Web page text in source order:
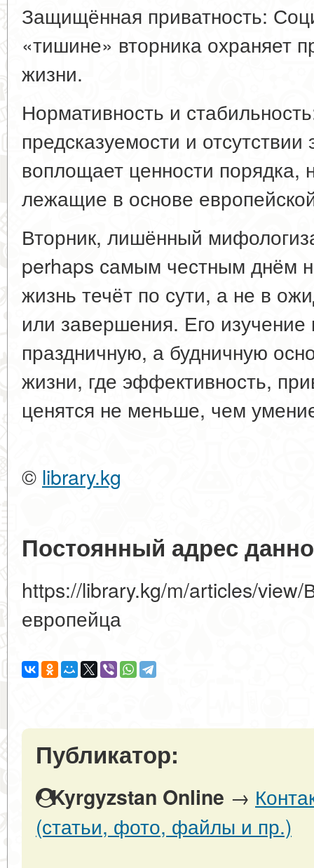
Защищённая приватность:
«тишине» вторника охраняет
жизни.
Нормативность и
предсказуемости и отсутствии
воплощает ценности порядка,
лежащие в основе
Вторник, лишённый
perhaps самым честным днём
жизнь течёт по сути, а не в
или завершения. Его изучение
праздничную, а будничную
жизни, где эффективность,
ценятся не меньше, чем
© library.kg
Постоянный адрес
https://library.kg/m/articles/view/
европейца
Публикатор:
Kyrgyzstan Online →
(статьи, фото, файлы и пр.)